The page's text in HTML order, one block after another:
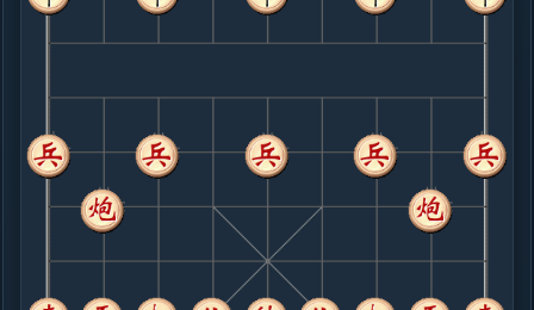
.....卒１进１
红+2
7. 兵九进一
红+1
8. 炮八平七
红+1
.....马３进２
红+1
9. 马九退七
红+0
.....车１进４
10. 马七退九
红+1
.....象７进５
红+5
象３进５
红+1